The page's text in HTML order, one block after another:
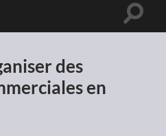
Toggle
des
en